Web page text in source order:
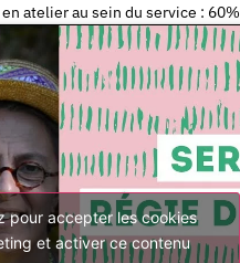
atelier au sein du service : 60%
pour accepter les cookies
et activer ce contenu